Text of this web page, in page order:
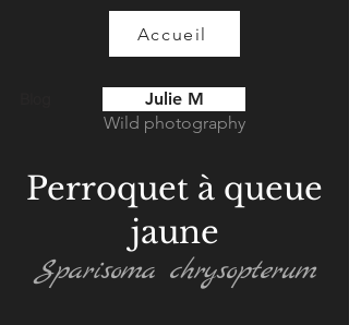
Accueil
Julie M
Wild photography
Perroquet à queue
jaune
Sparisoma chrysopterum